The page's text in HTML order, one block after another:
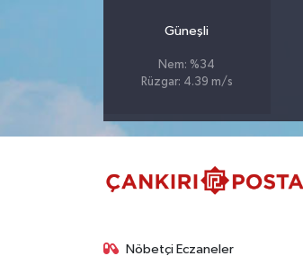
Güneşli
Nem: %34
Rüzgar: 4.39 m/s
Nöbetçi Eczaneler